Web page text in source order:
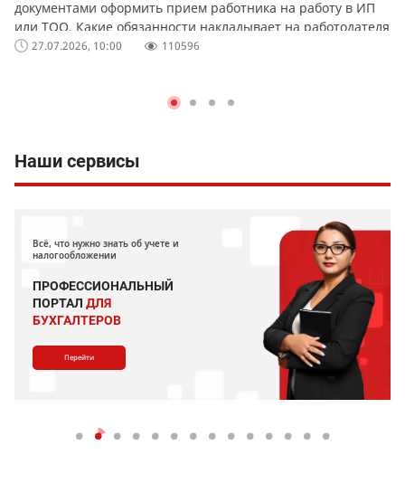
документами оформить прием работника на работу в ИП
или ТОО. Какие обязанности накладывает на работодателя
официальное оформление работников.
27.07.2026, 10:00 110596
Наши сервисы
Всё, что нужно знать об учете и
налогообложении
ПРОФЕССИОНАЛЬНЫЙ
ПОРТАЛ ДЛЯ
БУХГАЛТЕРОВ
Перейти